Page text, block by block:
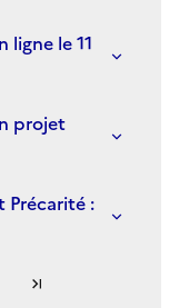
le 11
projet
Précarité :
Dernière page